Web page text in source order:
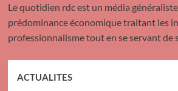
Le quotidien rdc est un média
prédominance économique traitant les
professionnalisme tout en se servant de
ACTUALITES